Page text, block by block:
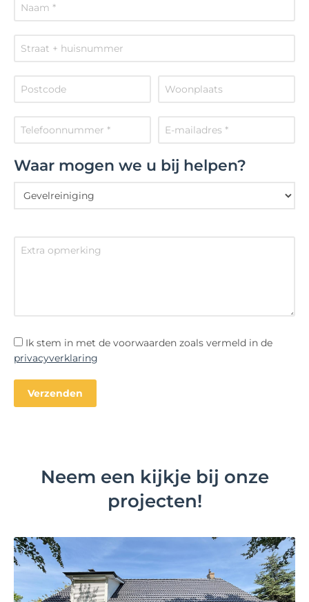
Waar mogen we u bij helpen?
Ik stem in met de voorwaarden zoals vermeld in de
privacyverklaring
Neem een kijkje bij onze
projecten!